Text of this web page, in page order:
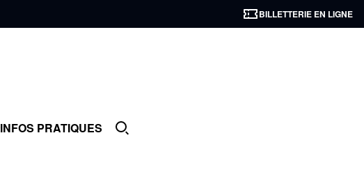
BILLETTERIE EN LIGNE
INFOS PRATIQUES